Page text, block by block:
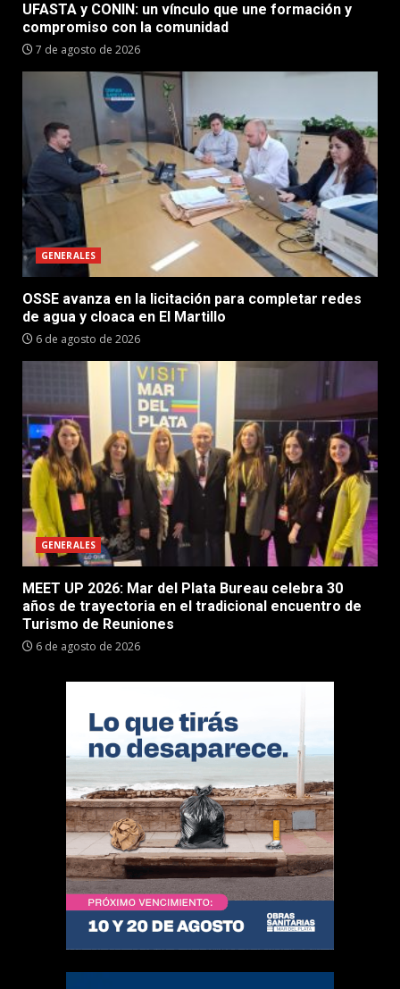
UFASTA y CONIN: un vínculo que une formación y
compromiso con la comunidad
7 de agosto de 2026
GENERALES
OSSE avanza en la licitación para completar redes
de agua y cloaca en El Martillo
6 de agosto de 2026
GENERALES
MEET UP 2026: Mar del Plata Bureau celebra 30
años de trayectoria en el tradicional encuentro de
Turismo de Reuniones
6 de agosto de 2026